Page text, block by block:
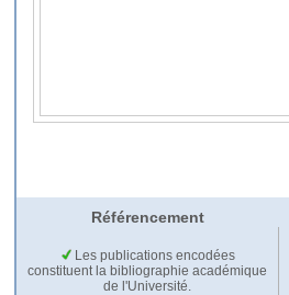
Référencement
Les publications encodées
constituent la bibliographie académique
de l'Université.